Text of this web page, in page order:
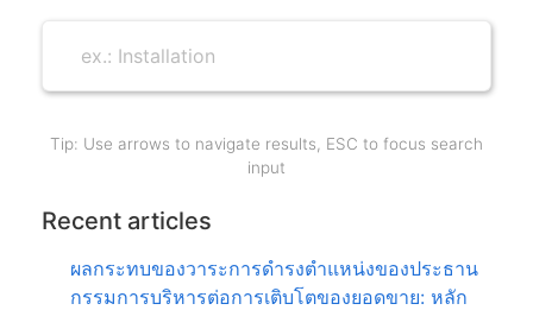
Tip: Use arrows to navigate results, ESC to focus search
input
Recent articles
ผลกระทบของวาระการดํารงตําแหน่งของประธาน
กรรมการบริหารต่อการเติบโตของยอดขาย: หลัก